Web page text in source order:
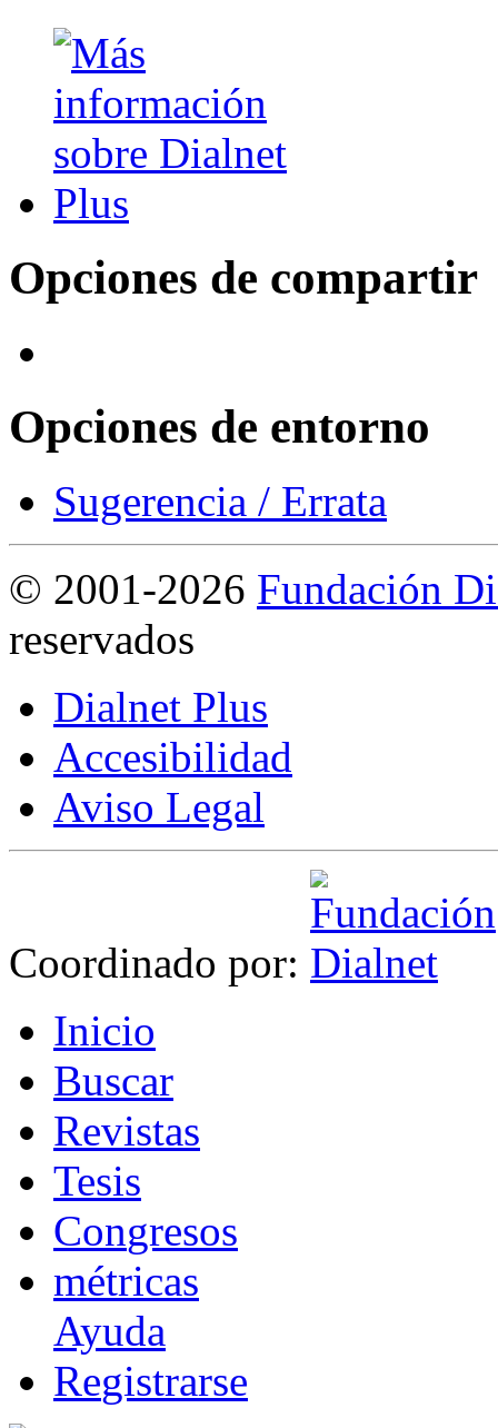
Opciones de compartir
Opciones de entorno
Sugerencia / Errata
© 2001-2026 Fundación
reservados
Dialnet Plus
Accesibilidad
Aviso Legal
Coordinado por:
Inicio
Buscar
Revistas
Tesis
Congresos
métricas
Ayuda
Registrarse